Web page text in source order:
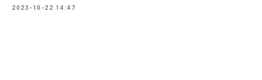
2023-10-22 14:47